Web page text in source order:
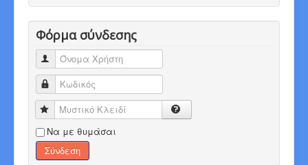
Φόρμα σύνδεσης
Όνομα Χρήστη
Κωδικός
Μυστικό Κλειδί
Να με θυμάσαι
Σύνδεση